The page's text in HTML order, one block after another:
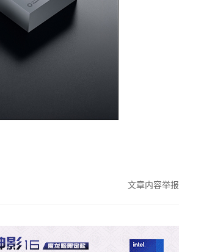
文章内容举报